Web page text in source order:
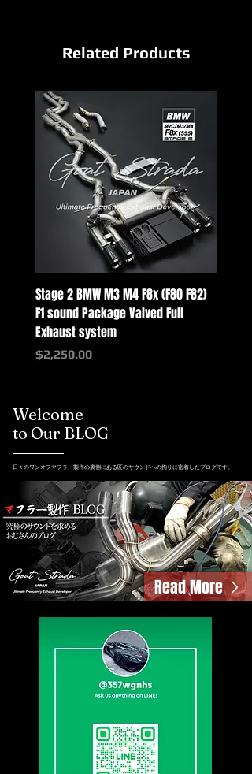
Related Products
Stage 2 BMW M3 M4 F8x (F80 F82)
F1 sound Package Valved Full
Exhaust system
価格
$2,250.00
2025+
systems
価格
Welcome
to Our BLOG
日々のワンオフマフラー製作の裏側にある匠のサウンドへの拘りに密着したブログです。
Read More